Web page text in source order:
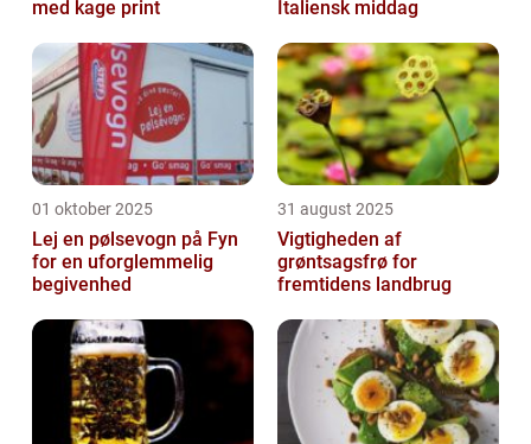
med kage print
Italiensk middag
01 oktober 2025
Lej en pølsevogn på Fyn
for en uforglemmelig
begivenhed
31 august 2025
Vigtigheden af
grøntsagsfrø for
fremtidens landbrug